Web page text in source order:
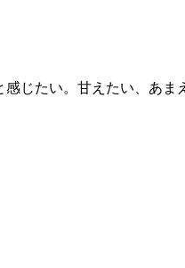
じたい。甘えたい、あ